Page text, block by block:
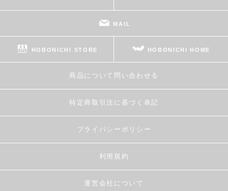
MAIL
HOBONICHI STORE HOBONICHI HOME
商品について問い合わせる
特定商取引法に基づく表記
プライバシーポリシー
利用規約
運営会社について